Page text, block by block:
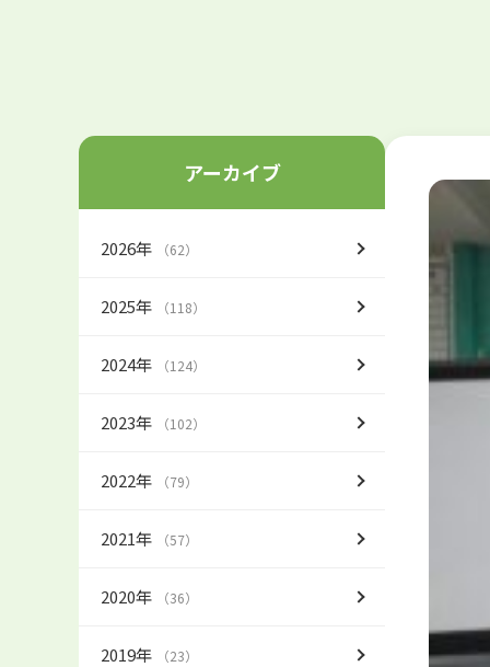
アーカイブ
2026年 （62）
2025年 （118）
2024年 （124）
2023年 （102）
2022年 （79）
2021年 （57）
2020年 （36）
2019年 （23）